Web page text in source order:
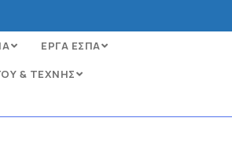
ΕΡΓΑ ΕΣΠΑ
& ΤΕΧΝΗΣ